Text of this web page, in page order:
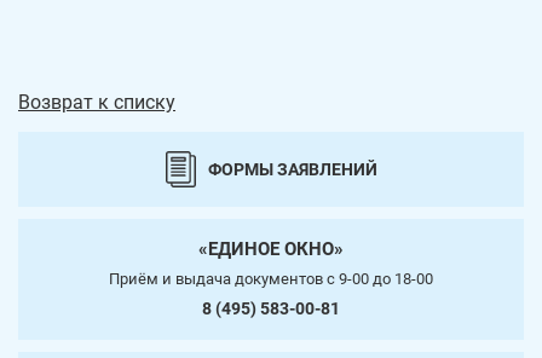
Возврат к списку
ФОРМЫ ЗАЯВЛЕНИЙ
«ЕДИНОЕ ОКНО»
Приём и выдача документов c 9-00 до 18-00
8 (495) 583-00-81